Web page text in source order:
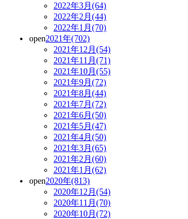
2022年3月(64)
2022年2月(44)
2022年1月(70)
open2021年(702)
2021年12月(54)
2021年11月(71)
2021年10月(55)
2021年9月(72)
2021年8月(44)
2021年7月(72)
2021年6月(50)
2021年5月(47)
2021年4月(50)
2021年3月(65)
2021年2月(60)
2021年1月(62)
open2020年(813)
2020年12月(54)
2020年11月(70)
2020年10月(72)